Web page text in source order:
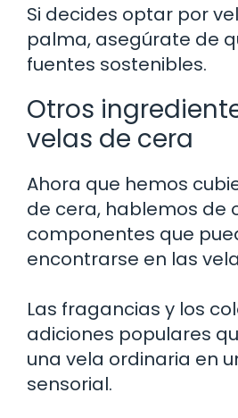
Si decides optar por
palma, asegúrate de
fuentes sostenibles.
Otros
velas de cera
Ahora que hemos
de cera, hablemos de
componentes que
encontrarse en las
Las fragancias y los
adiciones populares
una vela ordinaria en
sensorial.